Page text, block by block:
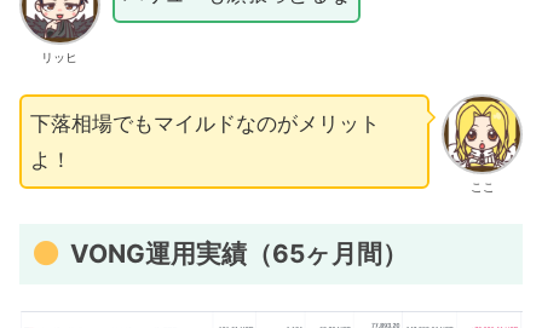
リッヒ
ここ
下落相場でもマイルドなのがメリット
よ！
VONG運用実績（65ヶ月間）